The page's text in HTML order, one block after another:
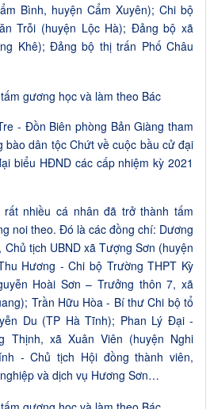
Bình, huyện Cẩm Xuyên); Chi bộ
Trỗi (huyện Lộc Hà); Đảng bộ xã
Khê); Đảng bộ thị trấn Phố Châu
- Đồn Biên phòng Bản Giàng tham
bào dân tộc Chứt về cuộc bầu cử đại
biểu HĐND các cấp nhiệm kỳ 2021
nhiều cá nhân đã trở thành tấm
noi theo. Đó là các đồng chí: Dương
tịch UBND xã Tượng Sơn (huyện
Hương - Chi bộ Trường THPT Kỳ
Hoài Sơn – Trưởng thôn 7, xã
Trần Hữu Hòa - Bí thư Chi bộ tổ
Du (TP Hà Tĩnh); Phan Lý Đại -
Thịnh, xã Xuân Viên (huyện Nghi
- Chủ tịch Hội đồng thành viên,
và dịch vụ Hương Sơn…